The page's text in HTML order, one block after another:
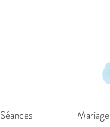
Séances Mariage